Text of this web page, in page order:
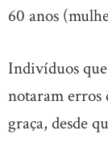
60 anos
Indivíduos
notaram erros
graça, desde